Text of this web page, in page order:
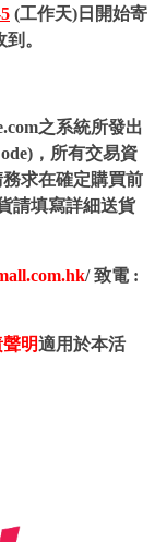
(工作天)日開始寄
。
之系統所發出
，所有交易資
求在確定購買前
請填寫詳細送貨
/ 致電 :
明適用於本活